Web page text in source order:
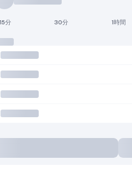
15分 30分 1時間